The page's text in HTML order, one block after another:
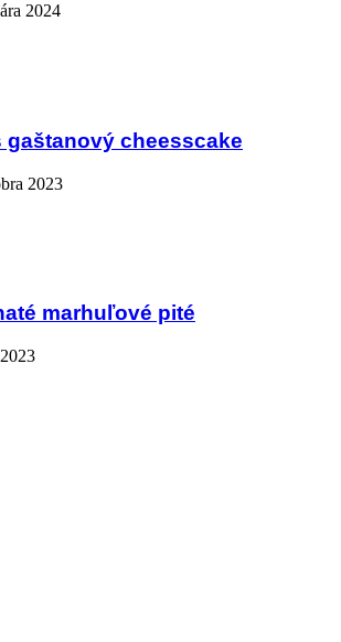
2024
gaštanový cheesscake
2023
marhuľové pité